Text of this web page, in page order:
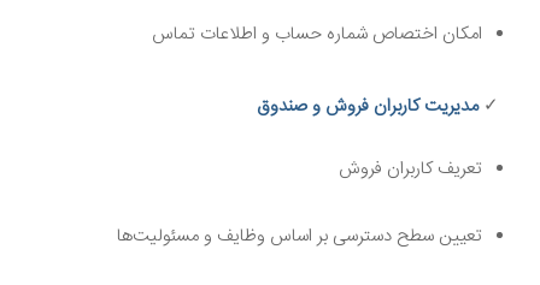
امکان اختصاص شماره حساب و اطلاعات تماس
✓مدیریت کاربران فروش و صندوق
تعریف کاربران فروش
تعیین سطح دسترسی بر اساس وظایف و مسئولیت‌ها